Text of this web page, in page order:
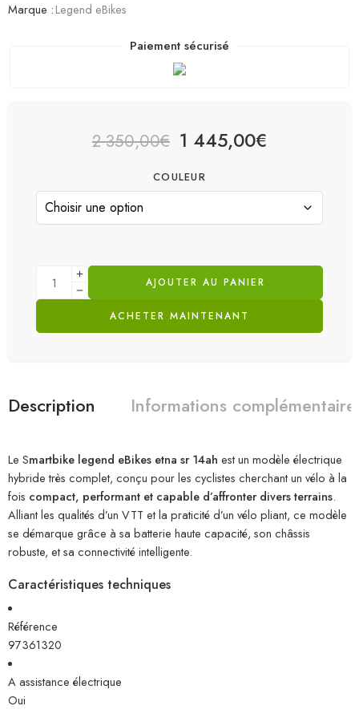
Marque :Legend eBikes
Paiement sécurisé
2 350,00€ 1 445,00€
COULEUR
AJOUTER AU PANIER
ACHETER MAINTENANT
Description Informations
Le Smartbike legend eBikes etna sr 14ah est un modèle électrique
hybride très complet, conçu pour les cyclistes cherchant un vélo à la
fois compact, performant et capable d’affronter divers terrains.
Alliant les qualités d’un VTT et la praticité d’un vélo pliant, ce modèle
se démarque grâce à sa batterie haute capacité, son châssis
robuste, et sa connectivité intelligente.
Caractéristiques techniques
Référence
97361320
A assistance électrique
Oui